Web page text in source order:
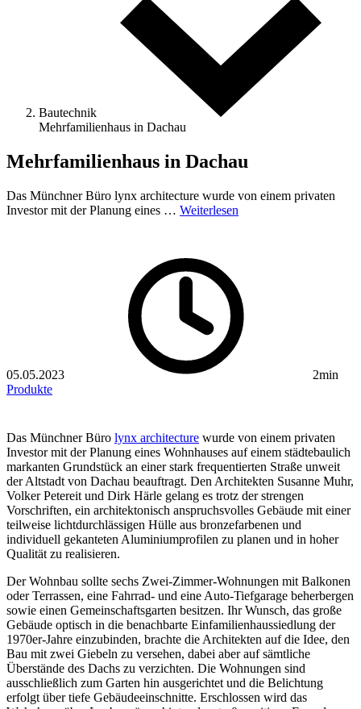
Bautechnik
Mehrfamilienhaus in Dachau
Mehrfamilienhaus in Dachau
Das Münchner Büro lynx architecture wurde von einem privaten
Investor mit der Planung eines … Weiterlesen
05.05.2023
2min
Produkte
Das Münchner Büro lynx architecture wurde von einem privaten
Investor mit der Planung eines Wohnhauses auf einem städtebaulich
markanten Grundstück an einer stark frequentierten Straße unweit
der Altstadt von Dachau beauftragt. Den Architekten Susanne Muhr,
Volker Petereit und Dirk Härle gelang es trotz der strengen
Vorschriften, ein architektonisch anspruchsvolles Gebäude mit einer
teilweise lichtdurchlässigen Hülle aus bronzefarbenen und
individuell gekanteten Aluminiumprofilen zu planen und in hoher
Qualität zu realisieren.
Der Wohnbau sollte sechs Zwei-Zimmer-Wohnungen mit Balkonen
oder Terrassen, eine Fahrrad- und eine Auto-Tiefgarage beherbergen
sowie einen Gemeinschaftsgarten besitzen. Ihr Wunsch, das große
Gebäude optisch in die benachbarte Einfamilienhaussiedlung der
1970er-Jahre einzubinden, brachte die Architekten auf die Idee, den
Bau mit zwei Giebeln zu versehen, dabei aber auf sämtliche
Überstände des Dachs zu verzichten. Die Wohnungen sind
ausschließlich zum Garten hin ausgerichtet und die Belichtung
erfolgt über tiefe Gebäudeeinschnitte. Erschlossen wird das